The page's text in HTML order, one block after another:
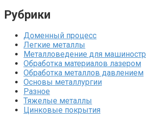
Рубрики
Доменный процесс
Легкие металлы
Металловедение для
Обработка материалов лазером
Обработка металлов давлением
Основы металлургии
Разное
Тяжелые металлы
Цинковые покрытия